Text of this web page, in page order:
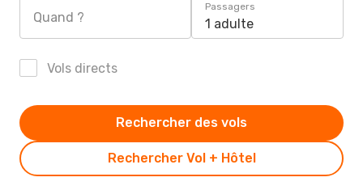
Quand ?
Passagers
1 adulte
Vols directs
Rechercher Vol + Hôtel
Rechercher des vols